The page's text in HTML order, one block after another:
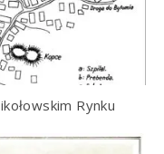
Rynku